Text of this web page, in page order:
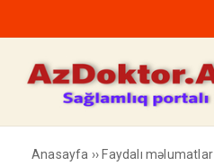
Anasayfa ›› Faydalı məlumatlar